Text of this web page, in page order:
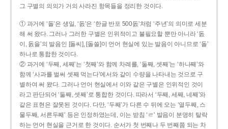
그 구별의 의의가 거의 사라진 항목들을 정리한 것이다.
① 과거에 ‘돌’은 생일, ‘돐’은 ‘한글 반포 500돐’처럼 ‘주년’의 의미로 세분
해 써 왔다. 그러나 그러한 구별은 인위적이고 불필요할 뿐만 아니라 ‘돐
이, 돐을’의 발음인 [돌씨], [돌쓸]이 언어 현실에 있는 발음이 아니므로 ‘돌’
하나로 통합한 것이다.
② 과거에 ‘두째, 세째’는 ‘첫째’와 함께 차례를, ‘둘째, 셋째’는 ‘하나째’와
함께 ‘사과를 벌써 셋째 먹는다’에서와 같이 수량을 나타내는 것으로 구
별하여 써 왔다. 그러나 언어 현실에서 이와 같은 구별은 인위적인 것이
라고 판단되어 ‘둘째, 셋째’로 통합한 것이다. 따라서 ‘두째, 세째, 네째’와
같은 표현은 잘못된 것이다. 다만, ‘두째’가 다른 수 뒤에 오는 ‘열두째, 스
물두째, 서른두째’ 등은 인정하였는데, 이는 받침 ‘ㄹ’ 발음이 분명히 탈락
하는 언어 현실을 근거로 한 것이다. 순서가 첫 번째나 두 번째쯤 되는 차